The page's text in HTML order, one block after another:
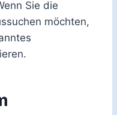
Sie die
möchten,